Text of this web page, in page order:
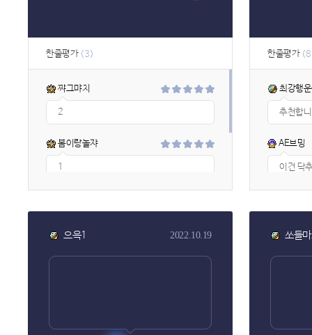
한줄평가 (3)
쨔그먀치
2
봄이랑놀쟈
1
한줄평가
최강행
추천합
AE브밍
이건 닥
습니다.
김마끼롤
으윽1 2022.10.19 쏘들